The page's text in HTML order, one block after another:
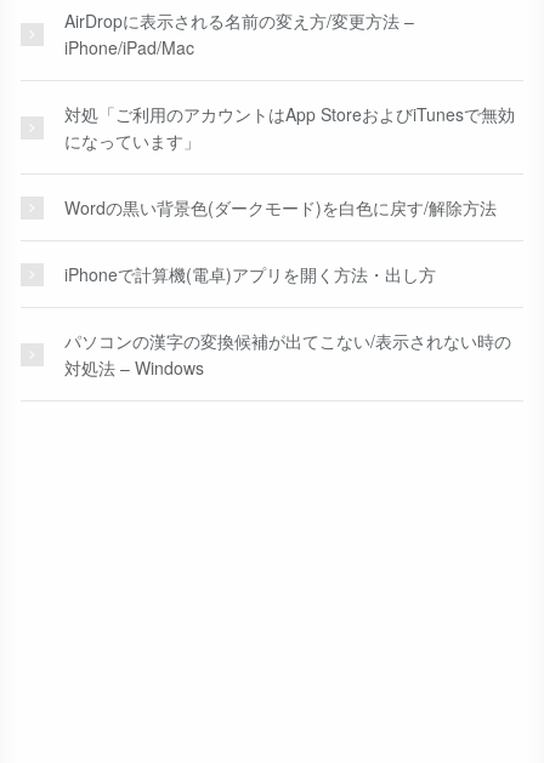
AirDropに表示される名前の変え方/変更方法 –
iPhone/iPad/Mac
対処「ご利用のアカウントはApp StoreおよびiTunesで無効
になっています」
Wordの黒い背景色(ダークモード)を白色に戻す/解除方法
iPhoneで計算機(電卓)アプリを開く方法・出し方
パソコンの漢字の変換候補が出てこない/表示されない時の
対処法 – Windows